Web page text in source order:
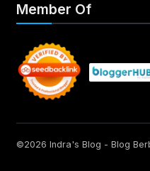
Member Of
©2026 Indra's Blog - Blog